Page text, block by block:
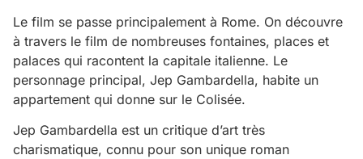
Le film se passe principalement à Rome. On découvre
à travers le film de nombreuses fontaines, places et
palaces qui racontent la capitale italienne. Le
personnage principal, Jep Gambardella, habite un
appartement qui donne sur le Colisée.
Jep Gambardella est un critique d’art très
charismatique, connu pour son unique roman